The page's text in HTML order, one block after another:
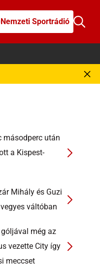
Nemzeti Sportrádió
másodperc után
a Kispest-
Mihály és Guzi
váltóban
még az
vezette City így
meccset